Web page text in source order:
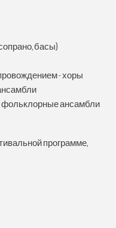
басы)
- хоры
фольклорные ансамбли
программе,